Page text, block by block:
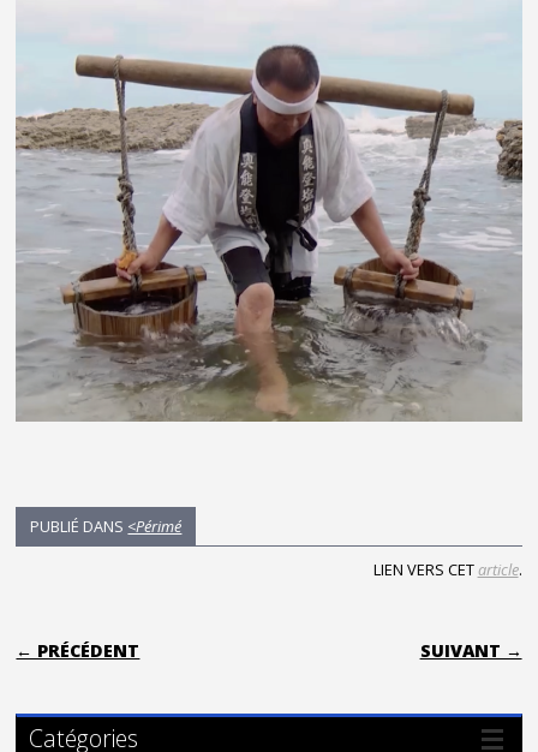
PUBLIÉ DANS <Périmé
LIEN VERS CETarticle.
POST NAVIGATION
← PRÉCÉDENT SUIVANT →
Catégories